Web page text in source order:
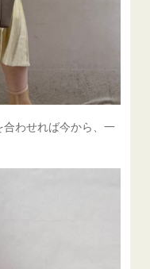
わせれば今から、一